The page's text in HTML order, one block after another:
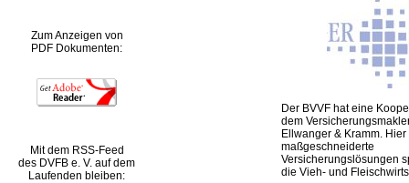
Zum Anzeigen von
PDF Dokumenten:
Mit dem RSS-Feed
des DVFB e. V. auf dem
Laufenden bleiben:
Der BVVF hat eine
dem
Ellwanger & Kramm.
maßgeschneiderte
Versicherungslösungen
die Vieh- und